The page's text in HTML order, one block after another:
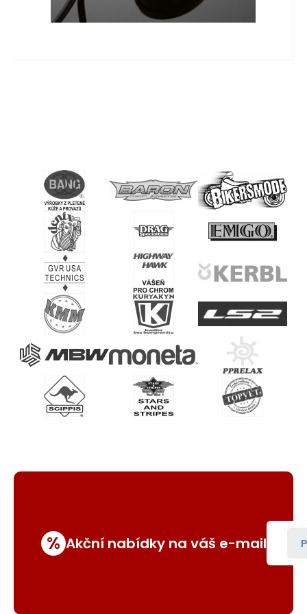
% Akční nabídky na váš e-mail